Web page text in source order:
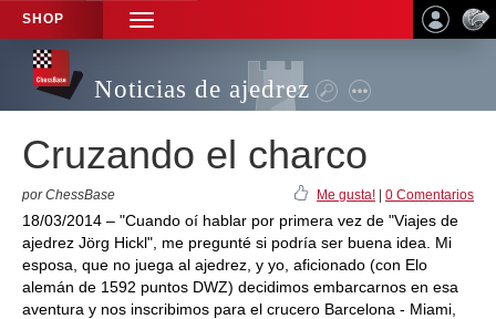
SHOP
TOGGLE
NAVIGATION
Noticias de ajedrez
Cruzando el charco
por ChessBase Me gusta! 0 Comentarios
18/03/2014 – "Cuando oí hablar por primera vez de "Viajes de
ajedrez Jörg Hickl", me pregunté si podría ser buena idea. Mi
esposa, que no juega al ajedrez, y yo, aficionado (con Elo
alemán de 1592 puntos DWZ) decidimos embarcarnos en esa
aventura y nos inscribimos para el crucero Barcelona - Miami,